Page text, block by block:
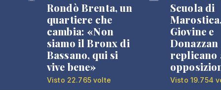
Rondò Brenta, un
quartiere che
cambia: «Non
siamo il Bronx di
Bassano, qui si
vive bene»
Visto 22.765 volte
Scuola di
Giovine e
Donazzan
replicano
Visto 19.754